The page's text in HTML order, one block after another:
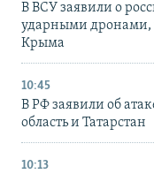
В ВСУ заявили о
ударными дронами,
Крыма
10:45
В РФ заявили об
область и Татарстан
10:13